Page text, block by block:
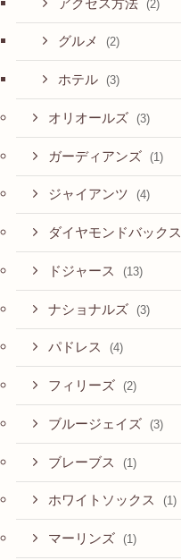
アクセス方法 (2)
グルメ (2)
ホテル (3)
オリオールズ (3)
ガーディアンズ (1)
ジャイアンツ (4)
ダイヤモンドバックス
ドジャース (13)
ナショナルズ (3)
パドレス (4)
フィリーズ (2)
ブルージェイズ (3)
ブレーブス (1)
ホワイトソックス (1)
マーリンズ (1)